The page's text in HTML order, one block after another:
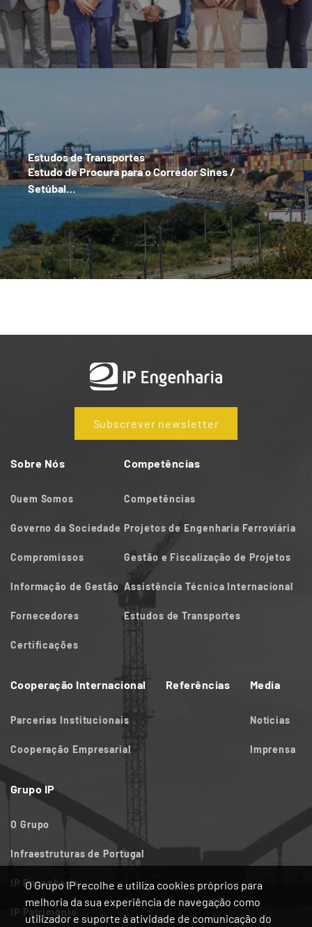
O Grupo IP recolhe e utiliza cookies próprios para
melhoria da sua experiência de navegação como
utilizador e suporte à atividade de comunicação do
Estudos de Transportes
Estudo de Procura para o Corredor Sines /
Setúbal…
Subscrever newsletter
Sobre Nós
Quem Somos
Governo da Sociedade
Compromissos
Informação de Gestão
Fornecedores
Certificações
Competências
Competências
Projetos de Engenharia Ferroviária
Gestão e Fiscalização de Projetos
Assistência Técnica Internacional
Estudos de Transportes
Cooperação Internacional
Parcerias Institucionais
Cooperação Empresarial
Referências Media
Notícias
Imprensa
Grupo IP
O Grupo
Infraestruturas de Portugal
IP Engenharia
IP Património